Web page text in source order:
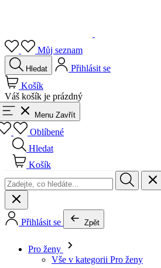
Můj seznam
Hledat
Přihlásit se
Košík
Váš košík je prázdný
Menu Zavřít
Oblíbené
Hledat
Košík
Přihlásit se Zpět
Pro ženy
Vše v kategorii Pro ženy